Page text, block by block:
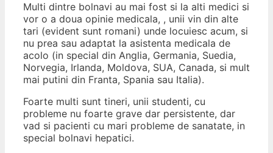
Multi dintre bolnavi au mai fost si la alti medici si
vor o a doua opinie medicala, , unii vin din alte
tari (evident sunt romani) unde locuiesc acum, si
nu prea sau adaptat la asistenta medicala de
acolo (in special din Anglia, Germania, Suedia,
Norvegia, Irlanda, Moldova, SUA, Canada, si mult
mai putini din Franta, Spania sau Italia).
Foarte multi sunt tineri, unii studenti, cu
probleme nu foarte grave dar persistente, dar
vad si pacienti cu mari probleme de sanatate, in
special bolnavi hepatici.